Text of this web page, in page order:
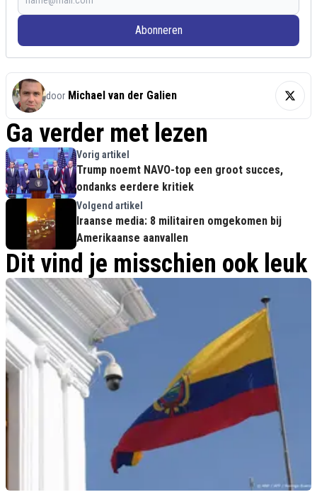
Abonneren
door Michael van der Galien
Ga verder met lezen
Vorig artikel
Trump noemt NAVO-top een groot succes,
ondanks eerdere kritiek
Volgend artikel
Iraanse media: 8 militairen omgekomen bij
Amerikaanse aanvallen
Dit vind je misschien ook leuk